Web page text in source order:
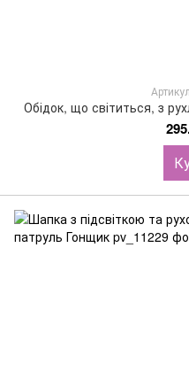
Обідок, що світиться, з